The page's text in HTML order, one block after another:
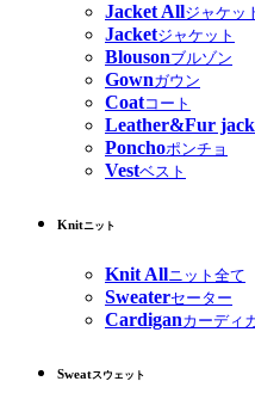
Jacket Allジャケッ
Jacketジャケット
Blousonブルゾン
Gownガウン
Coatコート
Leather&Fur
Ponchoポンチョ
Vestベスト
Knitニット
Knit Allニット全て
Sweaterセーター
Cardiganカーディ
Sweatスウェット